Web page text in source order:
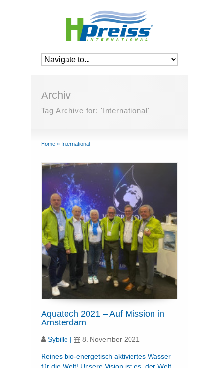
Archiv
Tag Archive for: 'International'
Home » International
Aquatech 2021 – Auf Mission in
Amsterdam
Sybille | 8. November 2021
Reines bio-energetisch aktiviertes Wasser
für die Welt! Unsere Vision ist es, der Welt